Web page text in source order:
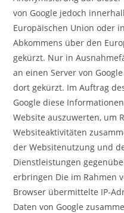
von Google jedoch
Europäischen Union oder
Abkommens über den
gekürzt. Nur in
an einen Server von
dort gekürzt. Im Auftrag
Google diese
Website auszuwerten, um
Websiteaktivitäten
der Websitenutzung und
Dienstleistungen
erbringen Die im Rahmen
Browser übermittelte IP-
Daten von Google